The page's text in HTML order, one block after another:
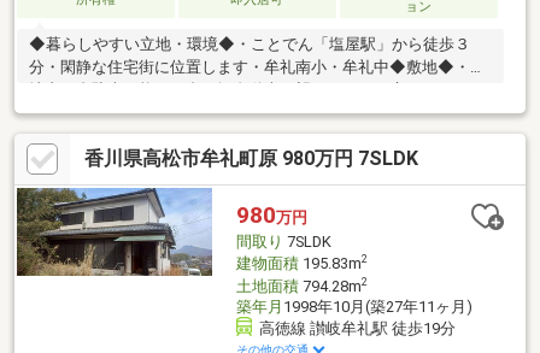
ョン
◆暮らしやすい立地・環境◆・ことでん「塩屋駅」から徒歩３
分・閑静な住宅街に位置します・牟礼南小・牟礼中◆敷地◆・敷
◆住みやすいおうち◆・各居室に収納を備えています・部屋数の
豊富な５ＬＤＫ・窓も多く、採光◎風通し◎です◆リフォーム
◆・建物外壁・屋根リフォーム済・水廻り一式交換済（ユニット
バス・キッチン・洗面・トイレ）・畳・襖交換済※２０２５年４
月実施済
香川県高松市牟礼町原 980万円 7SLDK
980万円
間取り 7SLDK
建物面積195.83m2
土地面積794.28m2
築年月 1998年10月(築27年11ヶ月)
高徳線 讃岐牟礼駅 徒歩19分
その他の交通